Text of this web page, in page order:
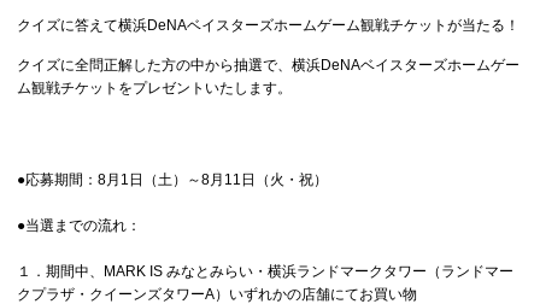
クイズに答えて横浜DeNAベイスターズホームゲーム観戦チケットが当たる！
クイズに全問正解した方の中から抽選で、横浜DeNAベイスターズホームゲー
ム観戦チケットをプレゼントいたします。
●応募期間：8月1日（土）～8月11日（火・祝）
●当選までの流れ：
１．期間中、MARK IS みなとみらい・横浜ランドマークタワー（ランドマー
クプラザ・クイーンズタワーA）いずれかの店舗にてお買い物